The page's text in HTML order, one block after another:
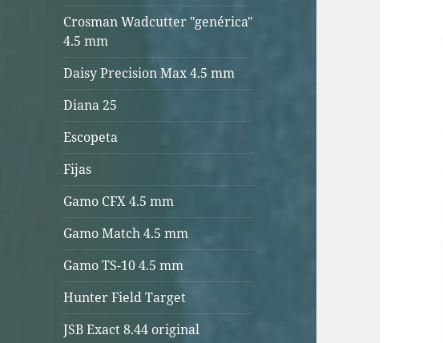
Crosman Wadcutter "genérica"
4.5 mm
Daisy Precision Max 4.5 mm
Diana 25
Escopeta
Fijas
Gamo CFX 4.5 mm
Gamo Match 4.5 mm
Gamo TS-10 4.5 mm
Hunter Field Target
JSB Exact 8.44 original